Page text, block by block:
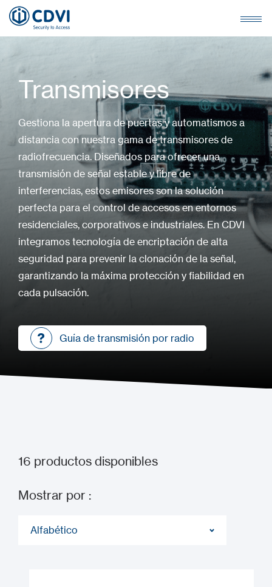
Transmisores
Gestiona la apertura de puertas y automatismos a
distancia con nuestra gama de transmisores de
radiofrecuencia. Diseñados para ofrecer una
transmisión de señal estable y libre de
interferencias, estos emisores son la solución
perfecta para el control de accesos en entornos
residenciales, corporativos e industriales. En CDVI
integramos tecnología de encriptación de alta
seguridad para prevenir la clonación de la señal,
garantizando la máxima protección y fiabilidad en
cada pulsación.
Guía de transmisión por radio
16 productos disponibles
Mostrar por :
Alfabético